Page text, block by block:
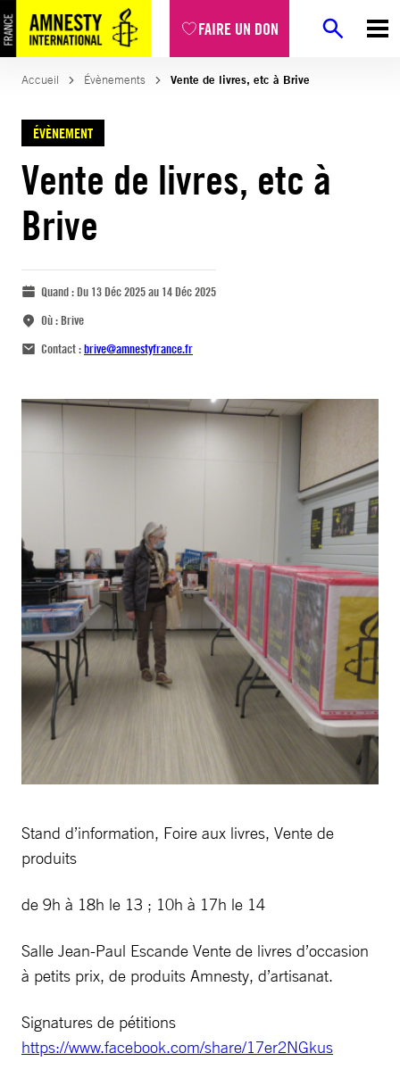
FAIRE UN DON
Accueil Évènements Vente de livres, etc à Brive
ÉVÈNEMENT
Vente de livres, etc à
Brive
Quand :Du 13 Déc 2025 au 14 Déc 2025
Où :Brive
Contact :brive@amnestyfrance.fr
Stand d’information, Foire aux livres, Vente de
produits
de 9h à 18h le 13 ; 10h à 17h le 14
Salle Jean-Paul Escande Vente de livres d’occasion
à petits prix, de produits Amnesty, d’artisanat.
Signatures de pétitions
https://www.facebook.com/share/17er2NGkus